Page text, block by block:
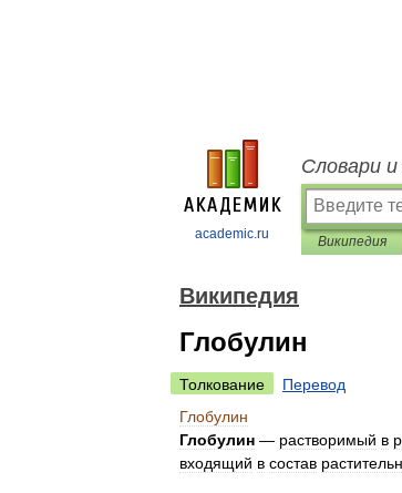
academic.ru
Словари
Википедия
Википедия
Глобулин
Толкование
Перевод
Глобулин
Глобулин — растворимый в
входящий в состав